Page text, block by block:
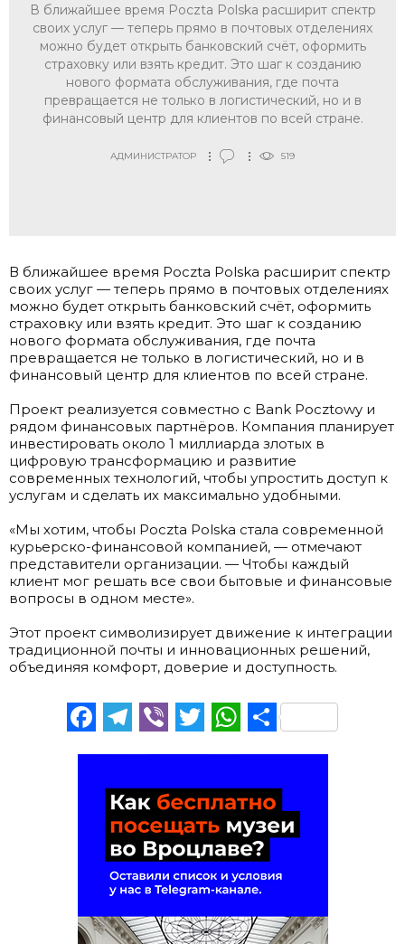
В ближайшее время Poczta Polska расширит спектр
своих услуг — теперь прямо в почтовых отделениях
можно будет открыть банковский счёт, оформить
страховку или взять кредит. Это шаг к созданию
нового формата обслуживания, где почта
превращается не только в логистический, но и в
финансовый центр для клиентов по всей стране.
АДМИНИСТРАТОР 519
В ближайшее время Poczta Polska расширит спектр
своих услуг — теперь прямо в почтовых отделениях
можно будет открыть банковский счёт, оформить
страховку или взять кредит. Это шаг к созданию
нового формата обслуживания, где почта
превращается не только в логистический, но и в
финансовый центр для клиентов по всей стране.
Проект реализуется совместно с Bank Pocztowy и
рядом финансовых партнёров. Компания планирует
инвестировать около 1 миллиарда злотых в
цифровую трансформацию и развитие
современных технологий, чтобы упростить доступ к
услугам и сделать их максимально удобными.
«Мы хотим, чтобы Poczta Polska стала современной
курьерско-финансовой компанией, — отмечают
представители организации. — Чтобы каждый
клиент мог решать все свои бытовые и финансовые
вопросы в одном месте».
Этот проект символизирует движение к интеграции
традиционной почты и инновационных решений,
объединяя комфорт, доверие и доступность.
Facebook
Telegram
ViberTwitterWhatsApp